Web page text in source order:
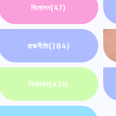
বিনোদন(47)
রাজনীতি(284)
শিক্ষাঙ্গন(431)